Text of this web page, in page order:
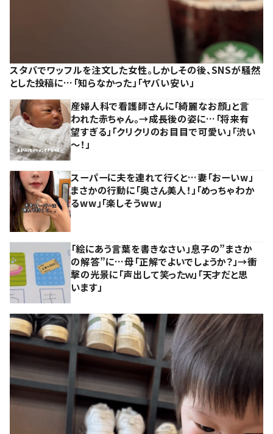
スタバでワッフルを注文した女性。しかしその後、SNSが騒然
とした投稿に…「知らなかった」「ヤバい安い」
産婦人科で看護師さんに「綺麗なお顔」と言
われた赤ちゃん。→成長後の姿に…「将来有
望すぎる」「クリクリのお目目で可愛い」「渋い
～！」
スーパーに夫を連れて行くと…妻「おーいw」
まさかの行動に「奥さん美人！」「めっちゃわか
るww」「楽しそうww」
「絵にあう言葉を書きなさい」息子の”まさか
の解答”に…母「正解でよいでしょうか？」→衝
撃の光景に「声出して笑ったｗ」「天才だと思
います」